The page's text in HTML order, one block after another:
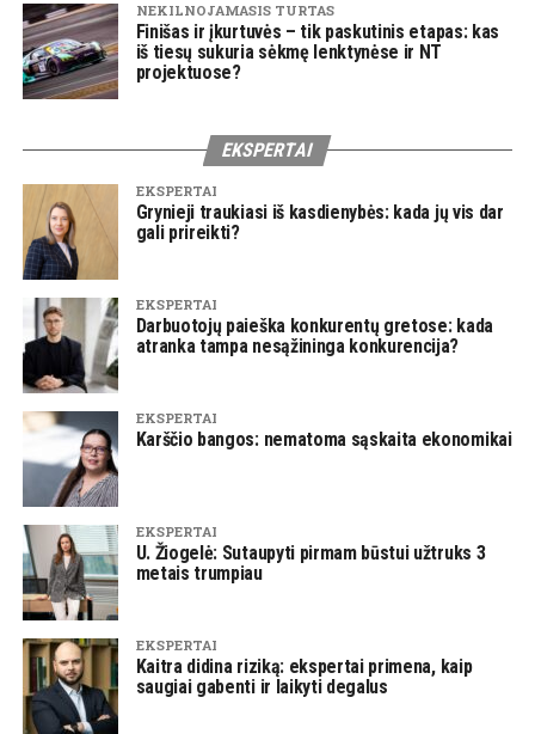
NEKILNOJAMASIS TURTAS
Finišas ir įkurtuvės – tik paskutinis etapas: kas
iš tiesų sukuria sėkmę lenktynėse ir NT
projektuose?
EKSPERTAI
EKSPERTAI
Grynieji traukiasi iš kasdienybės: kada jų vis dar
gali prireikti?
EKSPERTAI
Darbuotojų paieška konkurentų gretose: kada
atranka tampa nesąžininga konkurencija?
EKSPERTAI
Karščio bangos: nematoma sąskaita ekonomikai
EKSPERTAI
U. Žiogelė: Sutaupyti pirmam būstui užtruks 3
metais trumpiau
EKSPERTAI
Kaitra didina riziką: ekspertai primena, kaip
saugiai gabenti ir laikyti degalus